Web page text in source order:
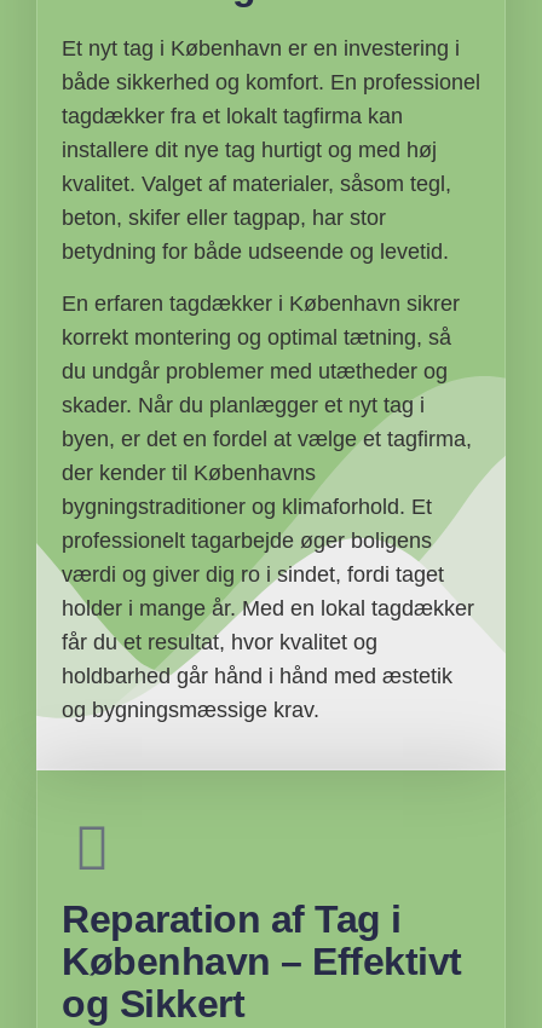
Et nyt tag i København er en investering i
både sikkerhed og komfort. En professionel
tagdækker fra et lokalt tagfirma kan
installere dit nye tag hurtigt og med høj
kvalitet. Valget af materialer, såsom tegl,
beton, skifer eller tagpap, har stor
betydning for både udseende og levetid.
En erfaren tagdækker i København sikrer
korrekt montering og optimal tætning, så
du undgår problemer med utætheder og
skader. Når du planlægger et nyt tag i
byen, er det en fordel at vælge et tagfirma,
der kender til Københavns
bygningstraditioner og klimaforhold. Et
professionelt tagarbejde øger boligens
værdi og giver dig ro i sindet, fordi taget
holder i mange år. Med en lokal tagdækker
får du et resultat, hvor kvalitet og
holdbarhed går hånd i hånd med æstetik
og bygningsmæssige krav.
Reparation af Tag i
København – Effektivt
og Sikkert